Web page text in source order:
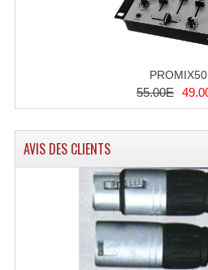
Machines À Effets
Machines À
Lanceur De Flammes Et
Machine À
Machines & Canon
Machines À
55.00E
AVIS DES CLIENTS